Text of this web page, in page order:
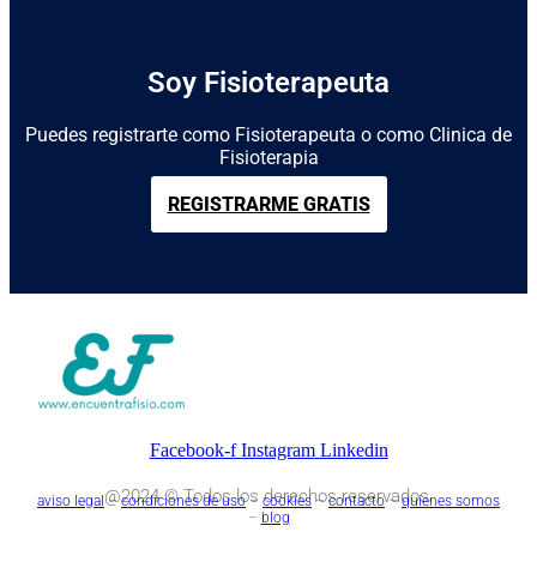
Soy Fisioterapeuta
Puedes registrarte como Fisioterapeuta o como Clinica de
Fisioterapia
REGISTRARME GRATIS
Facebook-f Instagram Linkedin
@2024 © Todos los derechos reservados.
aviso legal–condiciones de uso– cookies –contacto–quienes somos
– blog